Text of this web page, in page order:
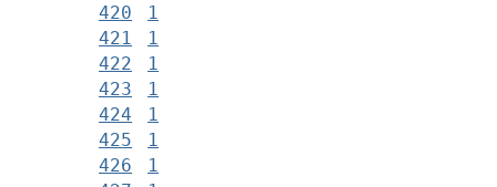
420
1
421
1
422
1
423
1
424
1
425
1
426
1